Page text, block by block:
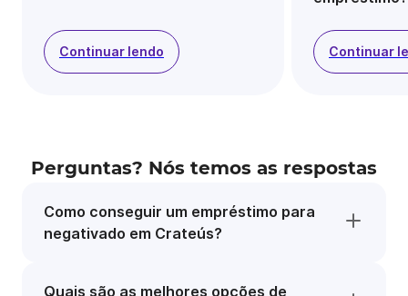
Continuar lendo Continuar
Perguntas? Nós temos as respostas
Como conseguir um empréstimo para
negativado em Crateús?
Quais são as melhores opções de